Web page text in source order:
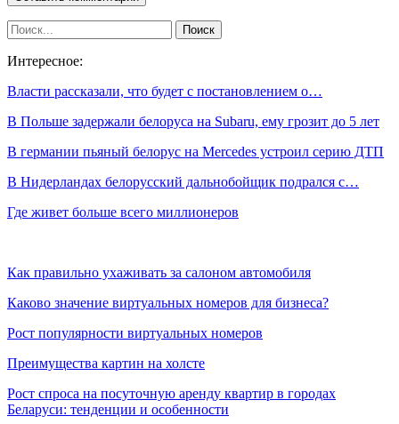
Интересное:
Власти рассказали, что будет с постановлением о…
В Польше задержали белоруса на Subaru, ему грозит до 5 лет
В германии пьяный белорус на Mercedes устроил серию ДТП
В Нидерландах белорусский дальнобойщик подрался с…
Где живет больше всего миллионеров
Как правильно ухаживать за салоном автомобиля
Каково значение виртуальных номеров для бизнеса?
Рост популярности виртуальных номеров
Преимущества картин на холсте
Рост спроса на посуточную аренду квартир в городах
Беларуси: тенденции и особенности